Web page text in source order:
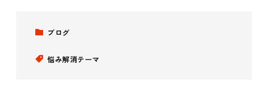
ブログ
悩み解消テーマ